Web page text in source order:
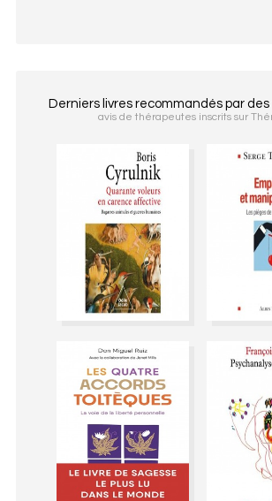
Derniers livres recommandés par
avis de thérapeutes inscrits sur